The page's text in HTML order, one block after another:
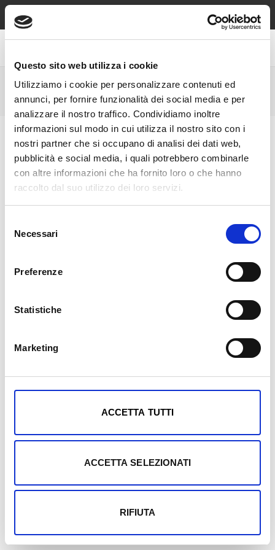
Questo sito web utilizza i cookie
Utilizziamo i cookie per personalizzare contenuti ed
annunci, per fornire funzionalità dei social media e per
analizzare il nostro traffico. Condividiamo inoltre
informazioni sul modo in cui utilizza il nostro sito con i
nostri partner che si occupano di analisi dei dati web,
pubblicità e social media, i quali potrebbero combinarle
con altre informazioni che ha fornito loro o che hanno
raccolto dal suo utilizzo dei loro servizi.
delNecessari
Preferenze
Statistiche
Marketing
ACCETTA TUTTI
ACCETTA SELEZIONATI
RIFIUTA
Spedizione sempre gratuita sopra €49, contrassegno e reso
COLLANE DA BAMBINO